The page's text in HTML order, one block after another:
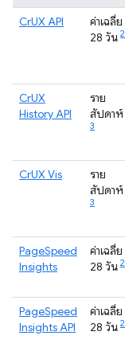
CrUX API
ค่าเฉลี่ย
28 วัน 2
CrUX
History API
ราย
สัปดาห์
3
CrUX Vis
ราย
สัปดาห์
3
PageSpeed
Insights
ค่าเฉลี่ย
28 วัน 2
PageSpeed
Insights API
ค่าเฉลี่ย
28 วัน 2